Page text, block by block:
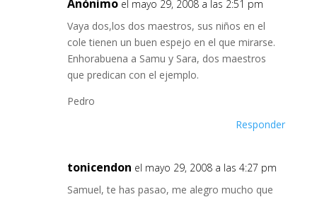
Anónimo el mayo 29, 2008 a las 2:51 pm
Vaya dos,los dos maestros, sus niños en el
cole tienen un buen espejo en el que mirarse.
Enhorabuena a Samu y Sara, dos maestros
que predican con el ejemplo.
Pedro
Responder
tonicendon el mayo 29, 2008 a las 4:27 pm
Samuel, te has pasao, me alegro mucho que